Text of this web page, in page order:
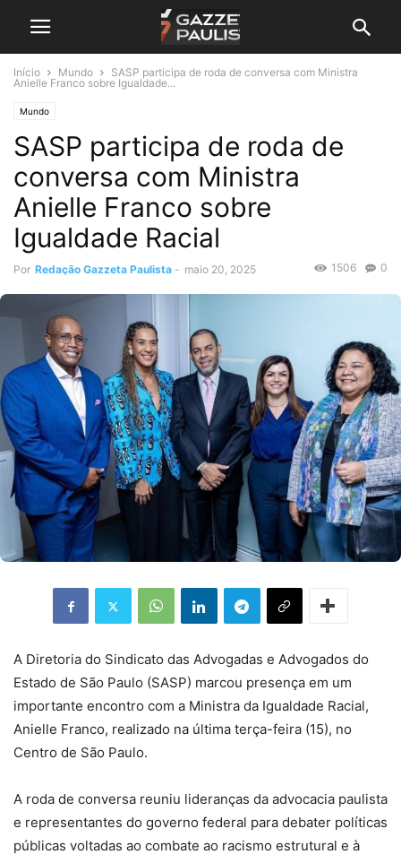
Início Mundo
SASP participa de roda de conversa com Ministra
Anielle Franco sobre Igualdade...
Mundo
SASP participa de roda de
conversa com Ministra
Anielle Franco sobre
Igualdade Racial
Por Redação Gazzeta Paulista - maio 20, 2025 0
1506
A Diretoria do Sindicato das Advogadas e Advogados do
Estado de São Paulo (SASP) marcou presença em um
importante encontro com a Ministra da Igualdade Racial,
Anielle Franco, realizado na última terça-feira (15), no
Centro de São Paulo.
A roda de conversa reuniu lideranças da advocacia paulista
e representantes do governo federal para debater políticas
públicas voltadas ao combate ao racismo estrutural e à